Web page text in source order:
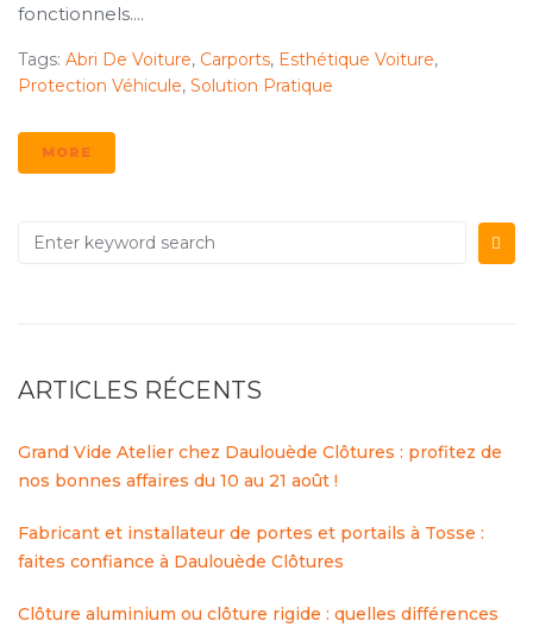
fonctionnels....
Tags: Abri De Voiture, Carports, Esthétique Voiture,
Protection Véhicule, Solution Pratique
MORE
ARTICLES RÉCENTS
Grand Vide Atelier chez Daulouède Clôtures : profitez de
nos bonnes affaires du 10 au 21 août !
Fabricant et installateur de portes et portails à Tosse :
faites confiance à Daulouède Clôtures
Clôture aluminium ou clôture rigide : quelles différences